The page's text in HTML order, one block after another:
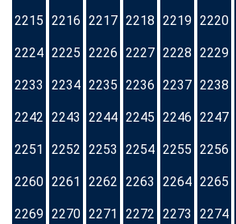
2215 2216 2217 2218 2219 2220
2224 2225 2226 2227 2228 2229
2233 2234 2235 2236 2237 2238
2242 2243 2244 2245 2246 2247
2251 2252 2253 2254 2255 2256
2260 2261 2262 2263 2264 2265
2269 2270 2271 2272 2273 2274